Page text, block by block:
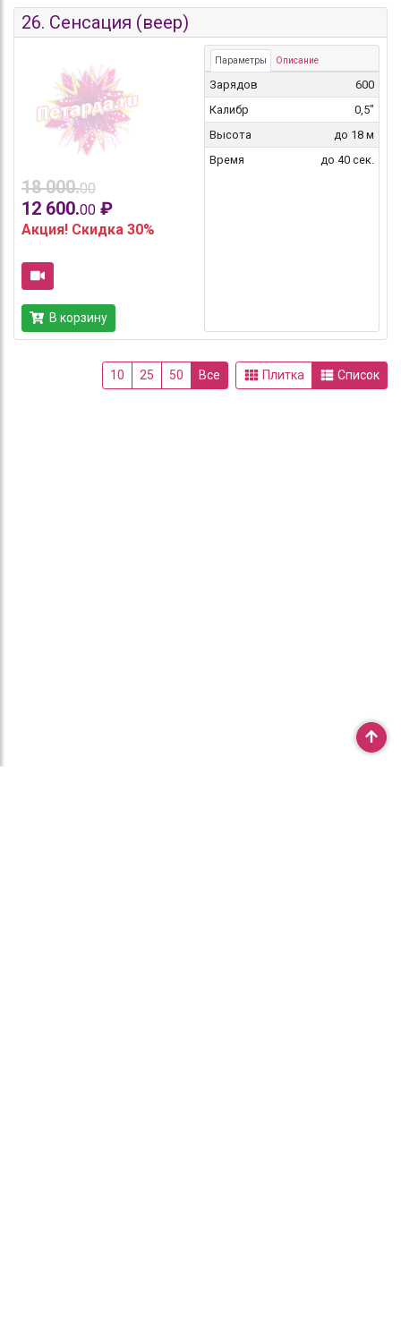
26. Сенсация (веер)
18 000.00
12 600.00 ₽
Акция! Скидка 30%
В корзину
Параметры Описание
Зарядов
600
Калибр
0,5"
Высота
до 18 м
Время
до 40 сек.
10 25 50 Все Плитка Список